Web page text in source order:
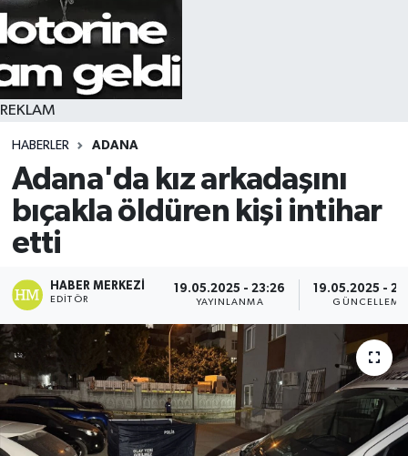
REKLAM
HABERLER ADANA
Adana'da kız arkadaşını
bıçakla öldüren kişi intihar
etti
HABER MERKEZI
EDITÖR
19.05.2025 - 23:26
YAYINLANMA
19.05.2025 -
GÜNCELLEME